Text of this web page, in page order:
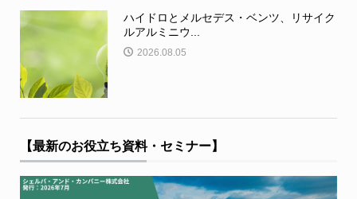
ハイドロとメルセデス・ベンツ、リサイク
ルアルミニウ...
2026.08.05
【最新のお役立ち資料・セミナー】